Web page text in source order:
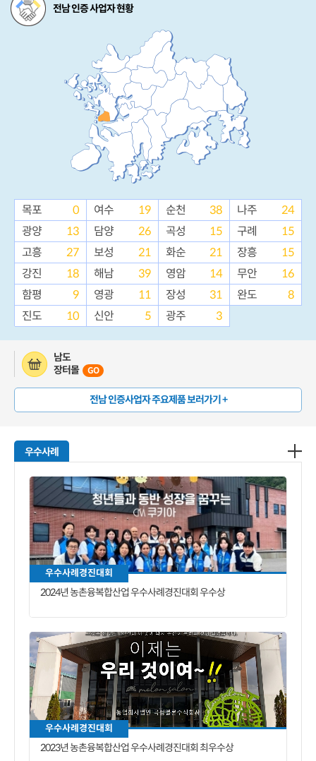
전남 인증 사업자 현황
목포 0 여수 19 순천 38 나주
24
광양
13 담양 26 곡성 15 구례
15
고흥
27 보성 21 화순 21 장흥
15
강진
18 해남 39 영암 14 무안
16
함평
9 영광 11 장성 31 완도
8
진도
10 신안 5 광주 3
남도
장터몰
GO
전남 인증사업자 주요제품 보러가기 +
우수사례
우수사례경진대회
2024년 농촌융복합산업 우수사례경진대회 우수상
우수사례경진대회
2023년 농촌융복합산업 우수사례경진대회 최우수상